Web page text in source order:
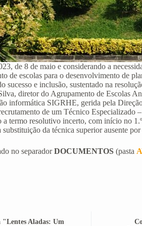
de 8 de maio e considerando a
de escolas para o desenvolvimento de
sucesso e inclusão, sustentado na
diretor do Agrupamento de Escolas
informática SIGRHE, gerida pela
de um Técnico Especializado
termo resolutivo incerto, com início no
da técnica superior ausente
no separadorDOCUMENTOS (pasta
"Lentes Aladas: Um